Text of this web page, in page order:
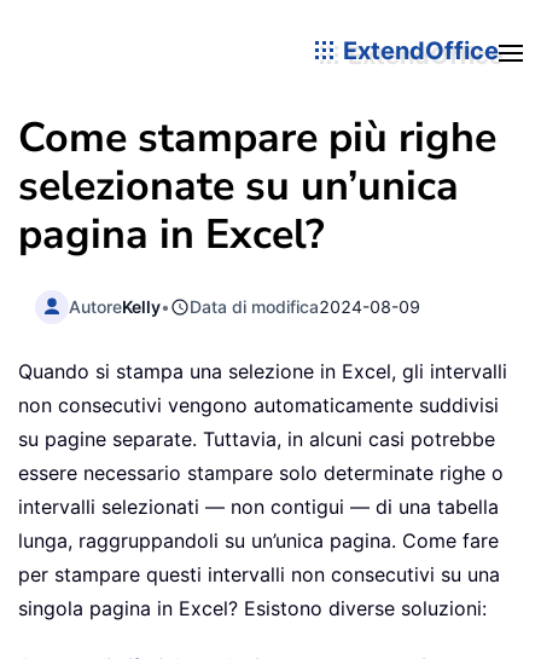
ExtendOffice
Come stampare più righe
selezionate su un’unica
pagina in Excel?
AutoreKelly• Data di modifica2024-08-09
Quando si stampa una selezione in Excel, gli intervalli
non consecutivi vengono automaticamente suddivisi
su pagine separate. Tuttavia, in alcuni casi potrebbe
essere necessario stampare solo determinate righe o
intervalli selezionati — non contigui — di una tabella
lunga, raggruppandoli su un’unica pagina. Come fare
per stampare questi intervalli non consecutivi su una
singola pagina in Excel? Esistono diverse soluzioni: